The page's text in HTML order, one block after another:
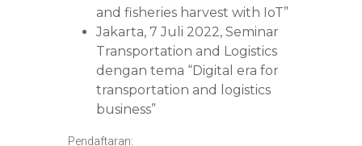
and fisheries harvest with IoT”
Jakarta, 7 Juli 2022, Seminar
Transportation and Logistics
dengan tema “Digital era for
transportation and logistics
business”
Pendaftaran: